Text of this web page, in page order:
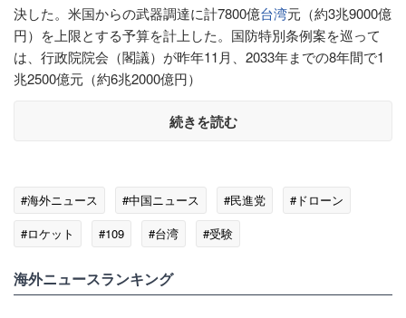
決した。米国からの武器調達に計7800億台湾元（約3兆9000億
円）を上限とする予算を計上した。国防特別条例案を巡って
は、行政院院会（閣議）が昨年11月、2033年までの8年間で1
兆2500億元（約6兆2000億円）
続きを読む
#海外ニュース #中国ニュース #民進党
#ドローン
#ロケット
#109 #台湾 #受験
海外ニュースランキング